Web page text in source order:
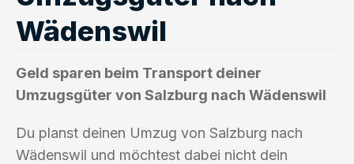
Wädenswil
Geld sparen beim Transport deiner
Umzugsgüter von Salzburg nach Wädenswil
Du planst deinen Umzug von Salzburg nach
Wädenswil und möchtest dabei nicht dein